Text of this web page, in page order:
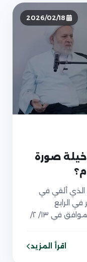
صورة
ألقي في
الرابع
والعشرين من شهر شعبان ١٤٤٧ الموافق في ١٣/ ٢/
اقرأ المزيد